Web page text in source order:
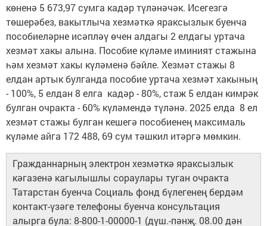
көненә 5 673,97 сумга кадәр түләнәчәк. Исегезгә
төшерәбез, вакытлыча хезмәткә яраксызлык буенча
пособиеләрне исәпләү өчен алдагы 2 елдагы уртача
хезмәт хакы алына. Пособие күләме иминият стажына
һәм хезмәт хакы күләменә бәйле. Хезмәт стажы 8
елдан артык булганда пособие уртача хезмәт хакының
- 100%, 5 елдан 8 елга кадәр - 80%, стаж 5 елдан кимрәк
булган очракта - 60% күләмендә түләнә. 2025 елда 8 ел
хезмәт стажы булган кешегә пособиенең максималь
күләме айга 172 488, 69 сум тәшкил итәргә мөмкин.
Гражданнарның электрон хезмәткә яраксызлык
кәгазенә кагылышлы сораулары туган очракта
Татарстан буенча Социаль фонд бүлегенең бердәм
контакт-үзәге телефоны буенча консультация
алырга була: 8-800-1-00000-1 (дүш.-пәнҗ. 08.00 дән